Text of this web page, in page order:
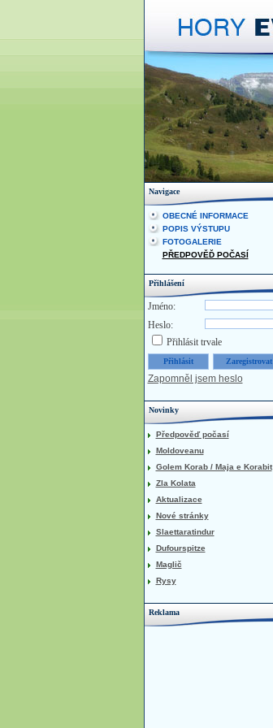
Navigace
OBECNÉ INFORMACE
POPIS VÝSTUPU
FOTOGALERIE
PŘEDPOVĚĎ POČASÍ
Přihlášení
Jméno:
Heslo:
Přihlásit trvale
Zapomněl jsem heslo
Novinky
Předpověď počasí
Moldoveanu
Golem Korab / Maja e Korabit
Zla Kolata
Aktualizace
Nové stránky
Slaettaratindur
Dufourspitze
Maglič
Rysy
Reklama